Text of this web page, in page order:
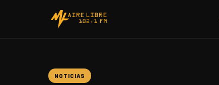
NOTICIAS